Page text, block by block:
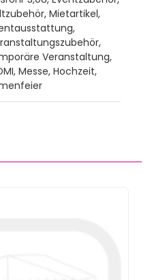
Mietartikel,
Veranstaltung,
Messe, Hochzeit,